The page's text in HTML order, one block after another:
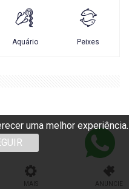
uma melhor experiência.
MAIS ANUNCIE